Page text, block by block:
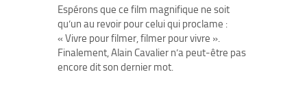
Espérons que ce film magnifique ne soit
qu’un au revoir pour celui qui proclame :
« Vivre pour filmer, filmer pour vivre ».
Finalement, Alain Cavalier n’a peut-être pas
encore dit son dernier mot.